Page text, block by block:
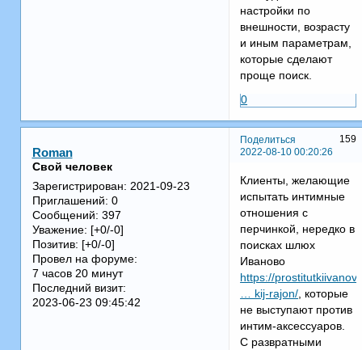
настройки по
внешности, возрасту
и иным параметрам,
которые сделают
проще поиск.
0
Поделиться
159
2022-08-10 00:20:26
Roman
Свой человек
Зарегистрирован: 2021-09-23
Приглашений: 0
Сообщений: 397
Уважение: [+0/-0]
Позитив: [+0/-0]
Провел на форуме:
7 часов 20 минут
Последний визит:
2023-06-23 09:45:42
Клиенты, желающие
испытать интимные
отношения с
перчинкой, нередко в
поисках шлюх
Иваново
https://
… kij-rajon/, которые
не выступают против
интим-аксессуаров.
С развратными